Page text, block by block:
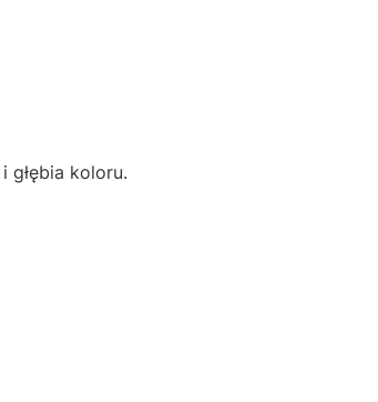
głębia koloru.